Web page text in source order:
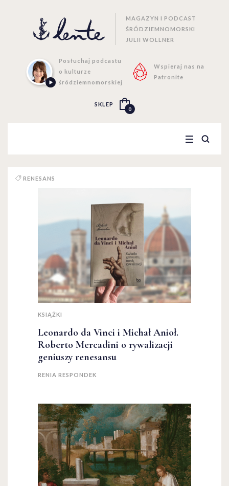
MAGAZYN I PODCAST
ŚRÓDZIEMNOMORSKI
JULII WOLLNER
Posłuchaj podcastu
o kulturze
śródziemnomorskiej
Wspieraj nas na
Patronite
SKLEP
0
RENESANS
KSIĄŻKI
Leonardo da Vinci i Michał Anioł.
Roberto Mercadini o rywalizacji
geniuszy renesansu
RENIA RESPONDEK